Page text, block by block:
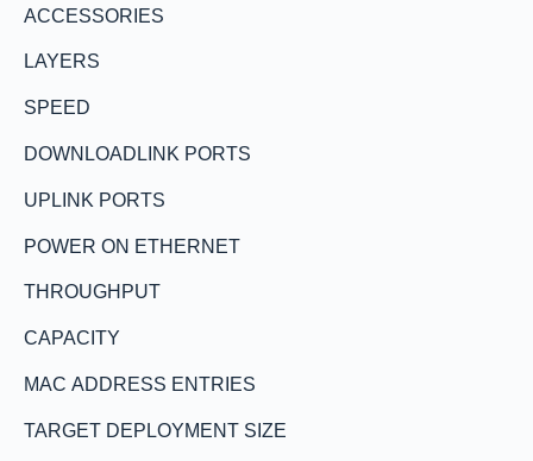
ACCESSORIES
LAYERS
SPEED
DOWNLOADLINK PORTS
UPLINK PORTS
POWER ON ETHERNET
THROUGHPUT
CAPACITY
MAC ADDRESS ENTRIES
TARGET DEPLOYMENT SIZE